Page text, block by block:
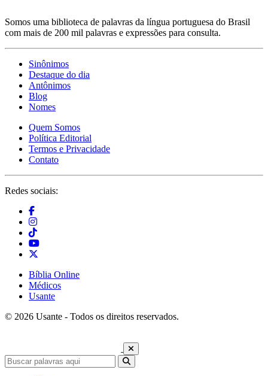
Somos uma biblioteca de palavras da língua portuguesa do Brasil
com mais de 200 mil palavras e expressões para consulta.
Sinônimos
Destaque do dia
Antônimos
Blog
Nomes
Quem Somos
Política Editorial
Termos e Privacidade
Contato
Redes sociais:
Bíblia Online
Médicos
Usante
© 2026 Usante - Todos os direitos reservados.